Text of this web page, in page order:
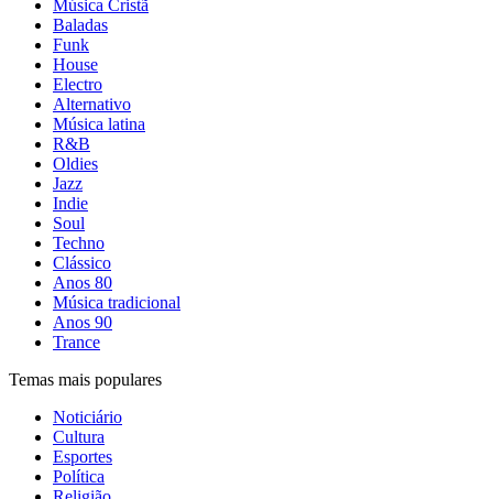
Música Cristã
Baladas
Funk
House
Electro
Alternativo
Música latina
R&B
Oldies
Jazz
Indie
Soul
Techno
Clássico
Anos 80
Música tradicional
Anos 90
Trance
Temas mais populares
Noticiário
Cultura
Esportes
Política